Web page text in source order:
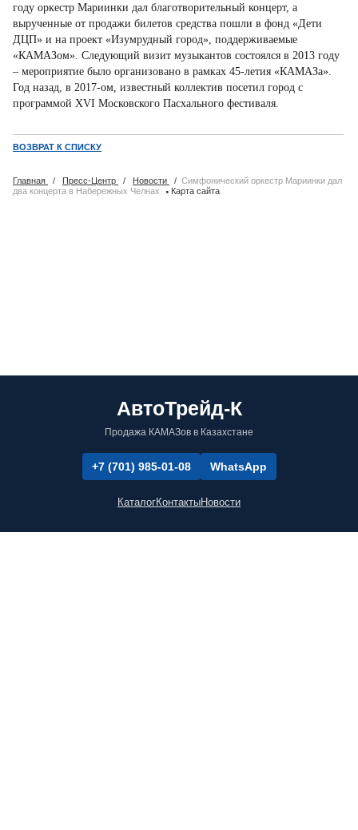
году оркестр Мариинки дал благотворительный концерт, а
вырученные от продажи билетов средства пошли в фонд «Дети
ДЦП» и на проект «Изумрудный город», поддерживаемые
«КАМАЗом». Следующий визит музыкантов состоялся в 2013 году
– мероприятие было организовано в рамках 45-летия «КАМАЗа».
Год назад, в 2017-ом, известный коллектив посетил город с
программой XVI Московского Пасхального фестиваля.
ВОЗВРАТ К СПИСКУ
Главная / Пресс-Центр / Новости / Симфонический оркестр Мариинки дал
два концерта в Набережных Челнах · Карта сайта
АвтоТрейд-К
Продажа КАМАЗов в Казахстане
+7 (701) 985-01-08 WhatsApp
КаталогКонтактыНовости